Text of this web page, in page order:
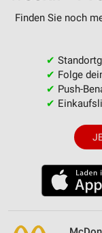
Finden Sie noch
✔
✔ Folge
✔ Push-
✔